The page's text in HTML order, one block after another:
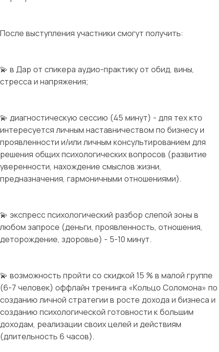
После выступления участники смогут получить:
💫 в Дар от спикера аудио-практику от обид, вины,
стресса и напряжения;
💫 диагностическую сессию (45 минут) - для тех кто
интересуется личным наставничеством по бизнесу и
проявленности и/или личным консультированием для
решения общих психологических вопросов (развитие
уверенности, нахождение смыслов жизни,
предназначения, гармоничными отношениями).
💫 экспресс психологический разбор слепой зоны в
любом запросе (деньги, проявленность, отношения,
деторождение, здоровье) - 5-10 минут.
💫 возможность пройти со скидкой 15 % в малой группе
(6-7 человек) оффлайн тренинга «Кольцо Соломона» по
созданию личной стратегии в росте дохода и бизнеса и
созданию психологической готовности к большим
доходам, реализации своих целей и действиям
(длительность 6 часов).